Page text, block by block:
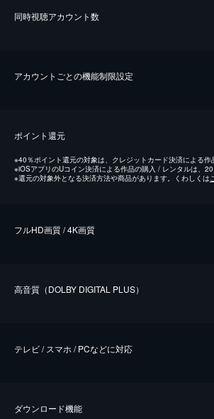
同時視聴アカウント数
アカウントごとの機能制限設定
ポイント還元
※40％ポイント還元の対象は、クレジットカード決済による作
※iOSアプリのUコイン決済による作品の購入 / レンタルは、20
※還元の対象外となる決済方法や商品があります。くわしくは
フルHD画質 / 4K画質
⾼⾳質（DOLBY DIGITAL PLUS）
テレビ / スマホ / PCなどに対応
ダウンロード機能